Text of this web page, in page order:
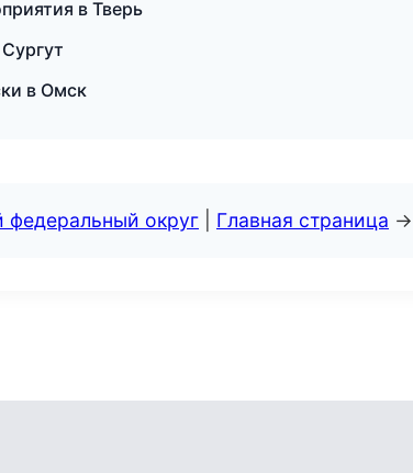
в Тверь
в Омск
округ Главная страница →